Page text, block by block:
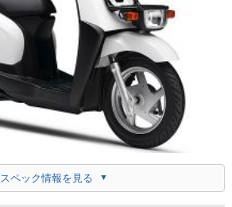
スペック情報を見る